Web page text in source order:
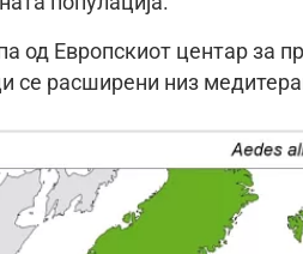
од Европскиот центар за
се расширени низ